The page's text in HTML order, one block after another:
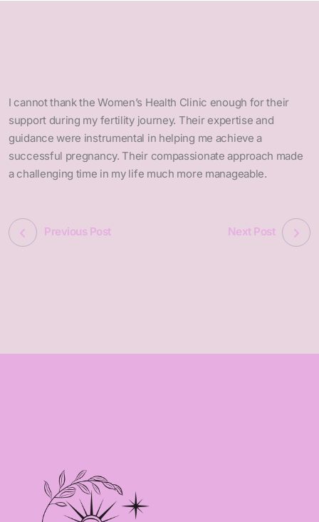
I cannot thank the Women’s Health Clinic enough for their
support during my fertility journey. Their expertise and
guidance were instrumental in helping me achieve a
successful pregnancy. Their compassionate approach made
a challenging time in my life much more manageable.
Previous Post Next Post